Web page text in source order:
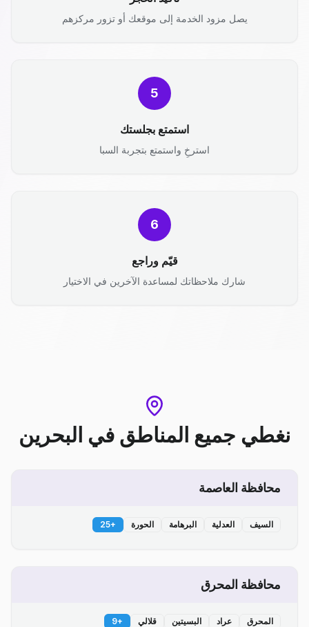
يصل مزود الخدمة إلى موقعك أو تزور مركزهم
5
استمتع بجلستك
استرخِ واستمتع بتجربة السبا
6
قيّم وراجع
شارك ملاحظاتك لمساعدة الآخرين في الاختيار
نغطي جميع المناطق في البحرين
محافظة العاصمة
السيف العدلية البرهامة الحورة +
25
محافظة المحرق
المحرق عراد البسيتين قلالي +
9